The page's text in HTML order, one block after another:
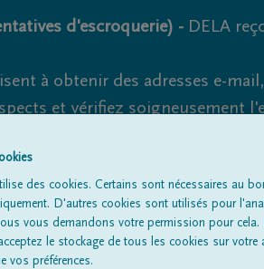
d'escroquerie) - DELA
à obtenir des adresses e-
et vérifiez soigneusement
les tentatives
Tous les avis de décèsÀ propos
des cookies. Certains sont nécessaires au
D'autres cookies sont utilisés pour
vous demandons votre permission pour cela.
le stockage de tous les cookies sur votre
vos préférences.